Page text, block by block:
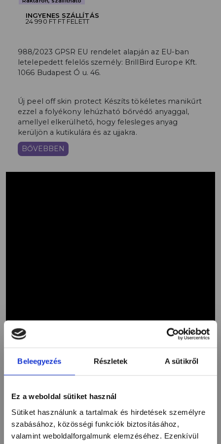
Beleegyezés Részletek A sütikről
Ez a weboldal sütiket használ
Sütiket használunk a tartalmak és hirdetések személyre
szabásához, közösségi funkciók biztosításához,
valamint weboldalforgalmunk elemzéséhez. Ezenkívül
INGYENES SZÁLLÍTÁS
24 990 FT FT FELETT
988/2023 GPSR EU rendelet alapján az EU-ban
letelepedett felelős személy: BrillBird Europe Kft.
1066 Budapest Ó u. 46.
Új peel off skin protect Készíts tökéletes manikűrt
ezzel a folyékony lehúzható bőrvédő anyaggal,
amellyel elkerülhető, hogy felesleges anyag
kerüljön a kutikulára és az ujjakra.
BŐVEBBEN